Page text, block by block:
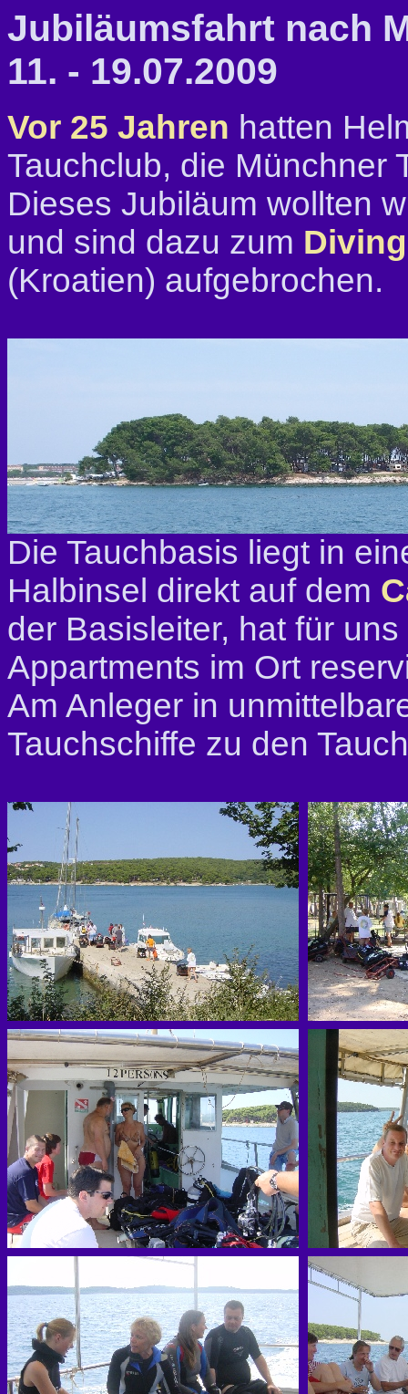
Jubiläumsfahrt nach
11. - 19.07.2009
Vor 25 Jahren hatten
Tauchclub, die Münchner
Dieses Jubiläum wollten
und sind dazu zum
(Kroatien) aufgebrochen.
Die Tauchbasis liegt in
Halbinsel direkt auf dem
der Basisleiter, hat für
Appartments im Ort
Am Anleger in
Tauchschiffe zu den